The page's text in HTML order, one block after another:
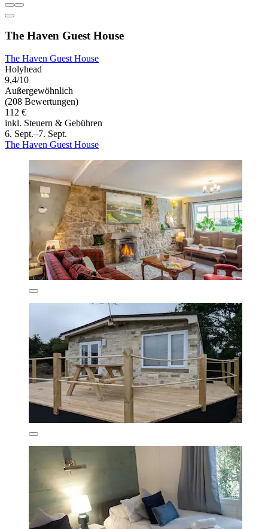
The Haven Guest House
The Haven Guest House
Holyhead
9,4/10
Außergewöhnlich
(208 Bewertungen)
112 €
inkl. Steuern & Gebühren
6. Sept.–7. Sept.
The Haven Guest House